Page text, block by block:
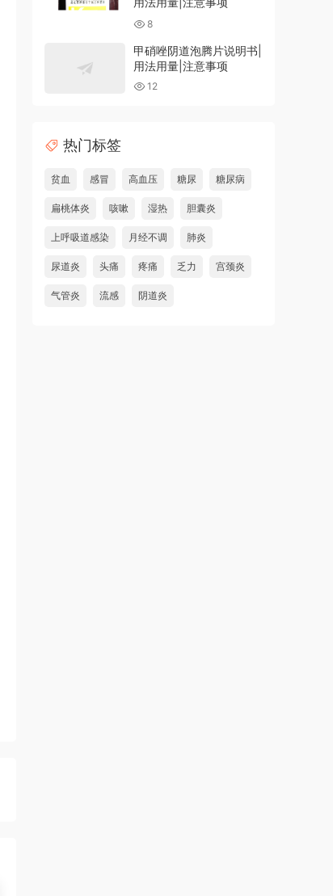
8
甲硝唑阴道泡腾片说明书|
用法用量|注意事项
12
热门标签
贫血 感冒 高血压 糖尿 糖尿病
扁桃体炎 咳嗽 湿热 胆囊炎
上呼吸道感染 月经不调 肺炎
尿道炎 头痛 疼痛 乏力 宫颈炎
气管炎 流感 阴道炎